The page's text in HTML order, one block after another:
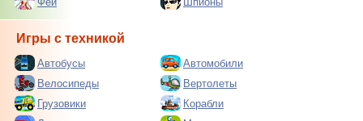
Игры с техникой
Автобусы
Автомобили
Велосипеды
Вертолеты
Грузовики
Корабли